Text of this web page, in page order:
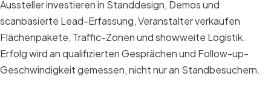
Aussteller investieren in Standdesign, Demos und
scanbasierte Lead-Erfassung, Veranstalter verkaufen
Flächenpakete, Traffic-Zonen und showweite Logistik.
Erfolg wird an qualifizierten Gesprächen und Follow-up-
Geschwindigkeit gemessen, nicht nur an Standbesuchern.